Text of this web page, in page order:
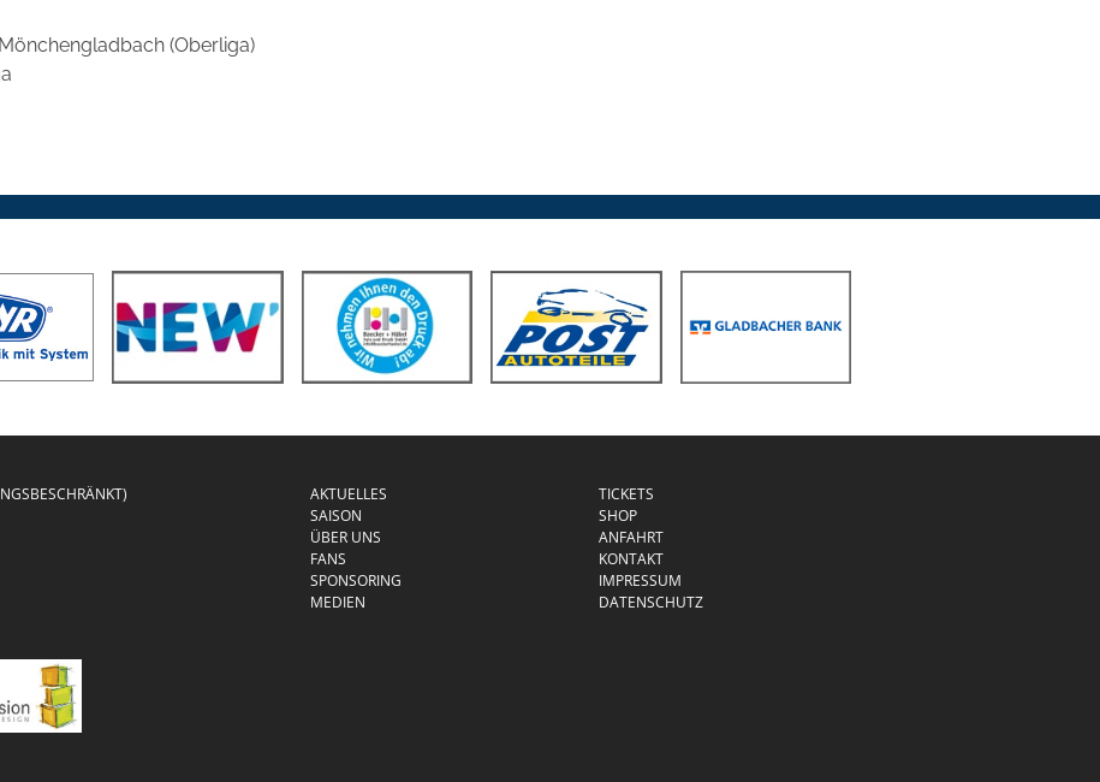
(Oberliga)
AKTUELLES
SAISON
ÜBER UNS
FANS
SPONSORING
MEDIEN
TICKETS
SHOP
ANFAHRT
KONTAKT
IMPRESSUM
DATENSCHUTZ